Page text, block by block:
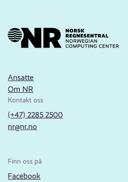
Ansatte
Om NR
Kontakt oss
(+47) 2285 2500
nr@nr.no
Finn oss på
Facebook